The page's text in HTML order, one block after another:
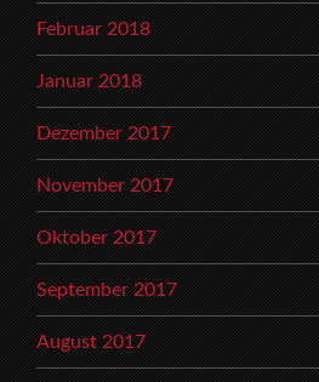
Februar 2018
Januar 2018
Dezember 2017
November 2017
Oktober 2017
September 2017
August 2017